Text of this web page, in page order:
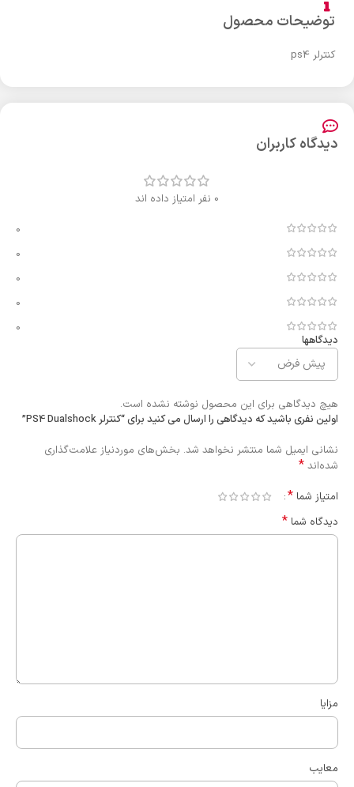
توضیحات محصول
کنترلر ps4
دیدگاه کاربران
0 نفر امتیاز داده اند
0
0
0
0
0
دیدگاهها
هیچ دیدگاهی برای این محصول نوشته نشده است.
اولین نفری باشید که دیدگاهی را ارسال می کنید برای “کنترلر PS4 Dualshock”
نشانی ایمیل شما منتشر نخواهد شد. بخش‌های موردنیاز علامت‌گذاری
شده‌اند *
امتیاز شما *
دیدگاه شما *
مزایا
معایب